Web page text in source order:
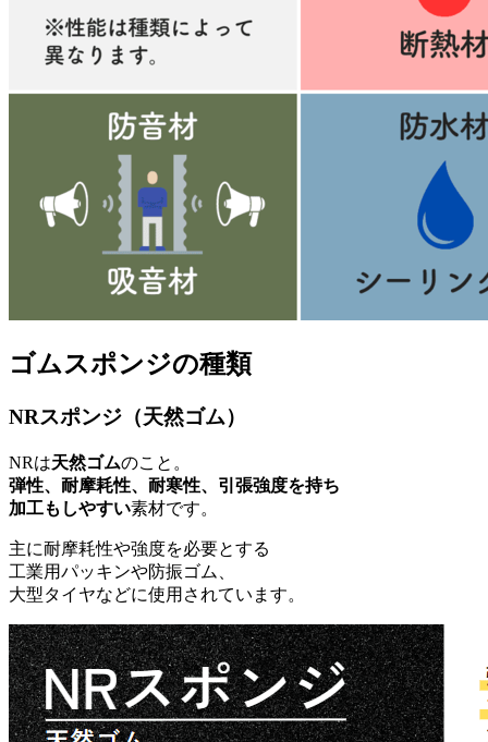
ゴムスポンジの種類
NRスポンジ（天然ゴム）
NRは天然ゴムのこと。
弾性、耐摩耗性、耐寒性、引張強度を持ち
加工もしやすい素材です。
主に耐摩耗性や強度を必要とする
工業用パッキンや防振ゴム、
大型タイヤなどに使用されています。